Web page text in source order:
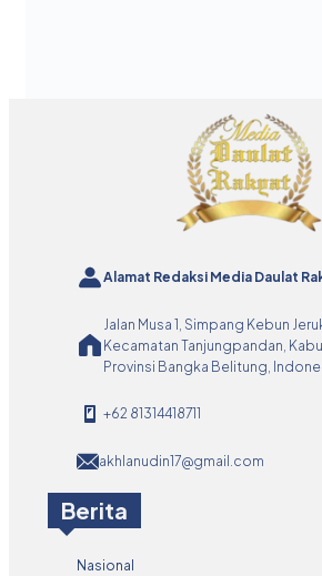
Alamat Redaksi Media Daulat
Jalan Musa 1, Simpang Kebun
Kecamatan Tanjungpandan,
Provinsi Bangka Belitung,
+62 81314418711
akhlanudin17@gmail.com
Berita
Nasional